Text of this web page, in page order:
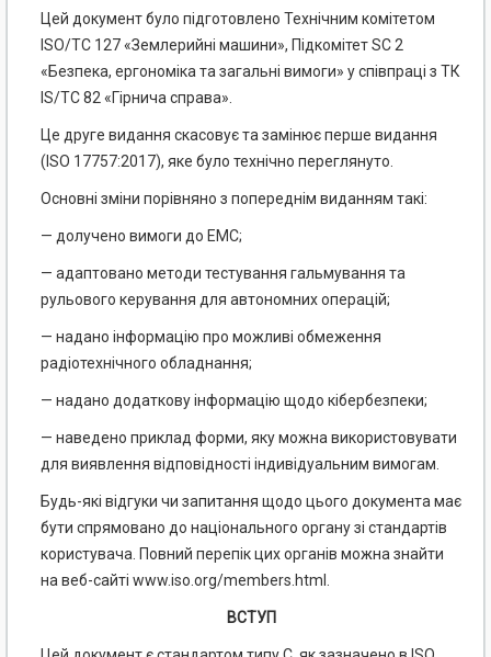
Цей документ було підготовлено Технічним комітетом
ISO/TC 127 «Землерийні машини», Підко­мітет SC 2
«Безпека, ергономіка та загальні вимоги» у співпраці з ТК
IS/TC 82 «Гірнича справа».
Це друге видання скасовує та замінює перше видання
(ISO 17757:2017), яке було технічно переглянуто.
Основні зміни порівняно з попереднім виданням такі:
— долучено вимоги до EMC;
— адаптовано методи тестування гальмування та
рульового керування для автономних операцій;
— надано інформацію про можливі обмеження
радіотехнічного обладнання;
— надано додаткову інформацію щодо кібербезпеки;
— наведено приклад форми, яку можна використовувати
для виявлення відповідності індивіду­альним вимогам.
Будь-які відгуки чи запитання щодо цього документа має
бути спрямовано до національного органу зі стандартів
користувача. Повний перепік цих органів можна знайти
на веб-сайті www.iso.org/members.html.
ВСТУП